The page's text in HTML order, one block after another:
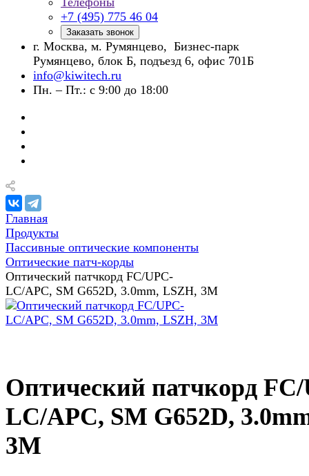
+7 (495) 775 46 04
Заказать звонок
г. Москва, м. Румянцево, Бизнес-парк
Румянцево, блок Б, подъезд 6, офис 701Б
info@kiwitech.ru
Пн. – Пт.: с 9:00 до 18:00
Главная
Продукты
Пассивные оптические компоненты
Оптические патч-корды
Оптический патчкорд FC/UPC-
LC/APC, SM G652D, 3.0mm, LSZH, 3M
Оптический патчкорд
LC/APC, SM G652D,
3M